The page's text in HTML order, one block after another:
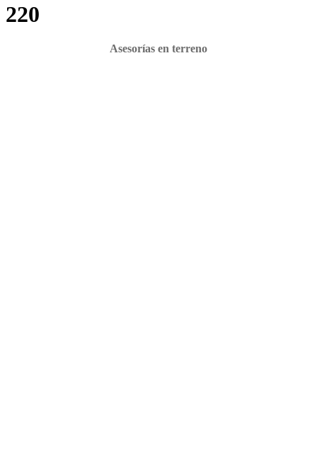
220
Asesorías en terreno